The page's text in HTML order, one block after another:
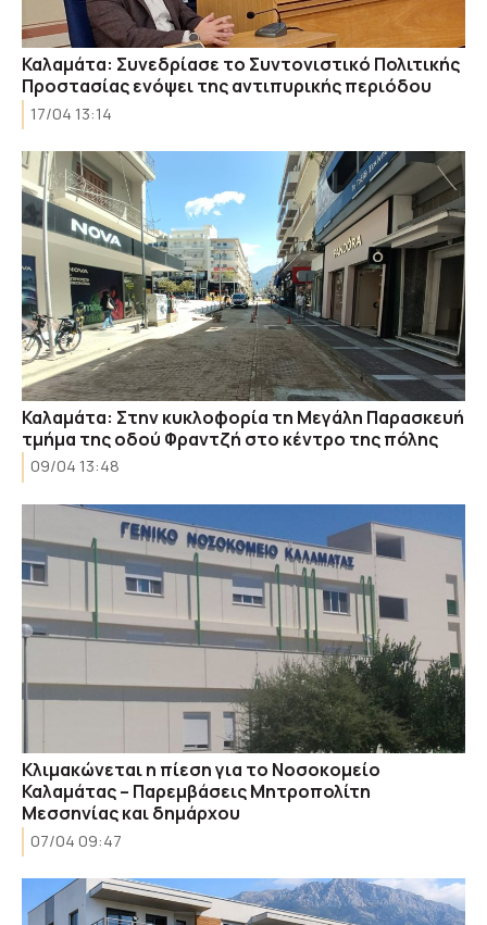
Καλαμάτα: Συνεδρίασε το Συντονιστικό Πολιτικής
Προστασίας ενόψει της αντιπυρικής περιόδου
17/04 13:14
Καλαμάτα: Στην κυκλοφορία τη Μεγάλη Παρασκευή
τμήμα της οδού Φραντζή στο κέντρο της πόλης
09/04 13:48
Κλιμακώνεται η πίεση για το Νοσοκομείο
Καλαμάτας – Παρεμβάσεις Μητροπολίτη
Μεσσηνίας και δημάρχου
07/04 09:47